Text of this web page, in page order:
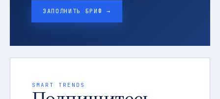
ЗАПОЛНИТЬ БРИФ →
SMART TRENDS